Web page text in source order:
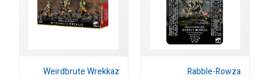
Rabble-Rowza
Weirdbrute Wrekkaz